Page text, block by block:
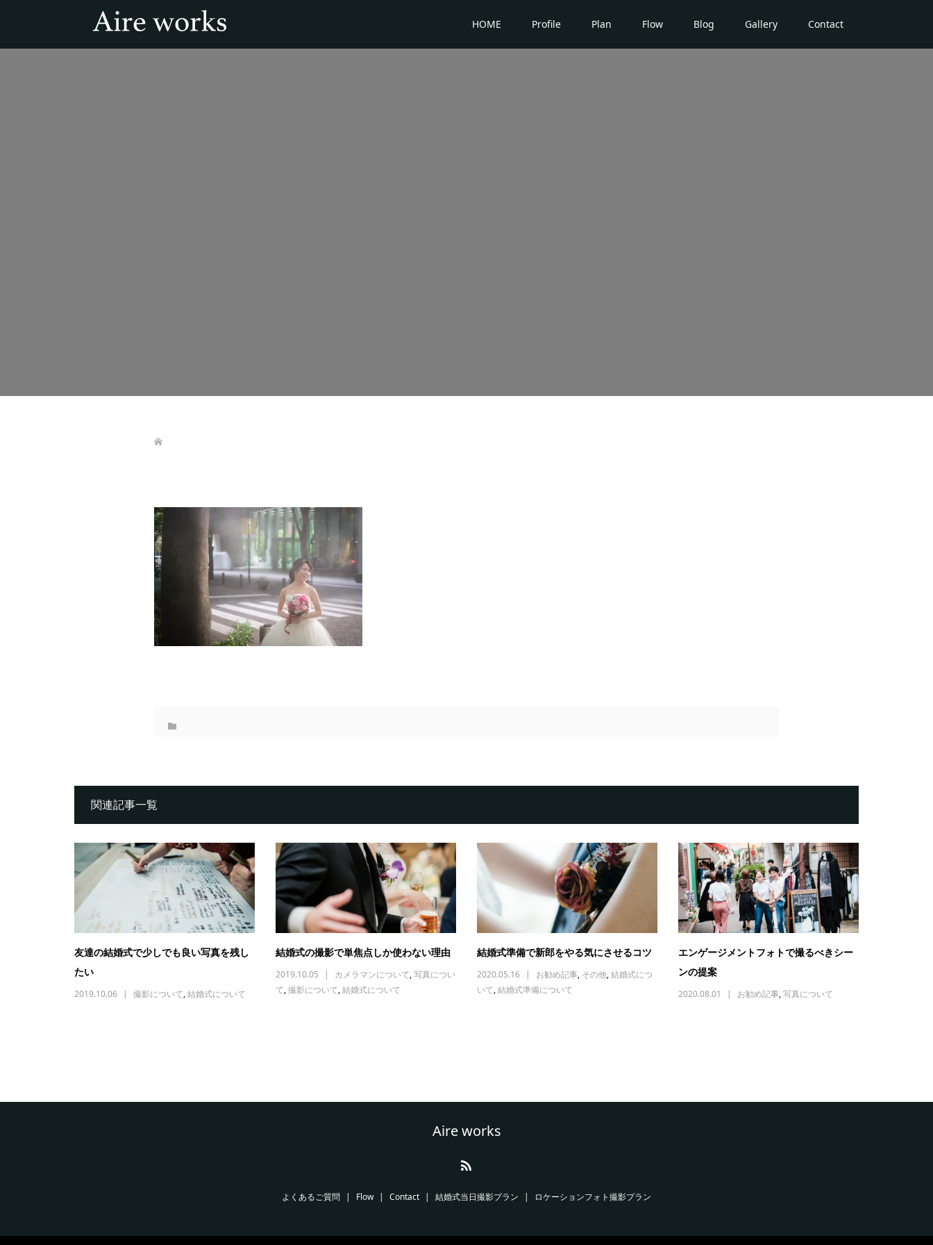
HOME Profile Plan Flow Blog Gallery Contact
関連記事一覧
友達の結婚式で少しでも良い写真を残し
たい
2019.10.06 撮影について,結婚式について
結婚式の撮影で単焦点しか使わない理由
2019.10.05 カメラマンについて,写真につい
て,撮影について,結婚式について
結婚式準備で新郎をやる気にさせるコツ
2020.05.16 お勧め記事, その他,結婚式につ
いて,結婚式準備について
エンゲージメントフォトで撮るべきシー
ンの提案
2020.08.01 お勧め記事,写真について
Aire works
よくあるご質問 Flow Contact 結婚式当日撮影プラン ロケーションフォト撮影プラン